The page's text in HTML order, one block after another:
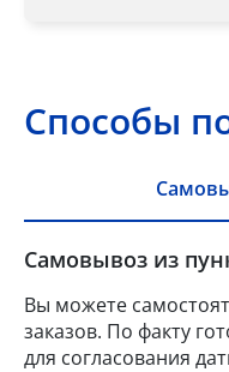
Способы
Самовывоз из
Вы можете
заказов. По факту
для согласования